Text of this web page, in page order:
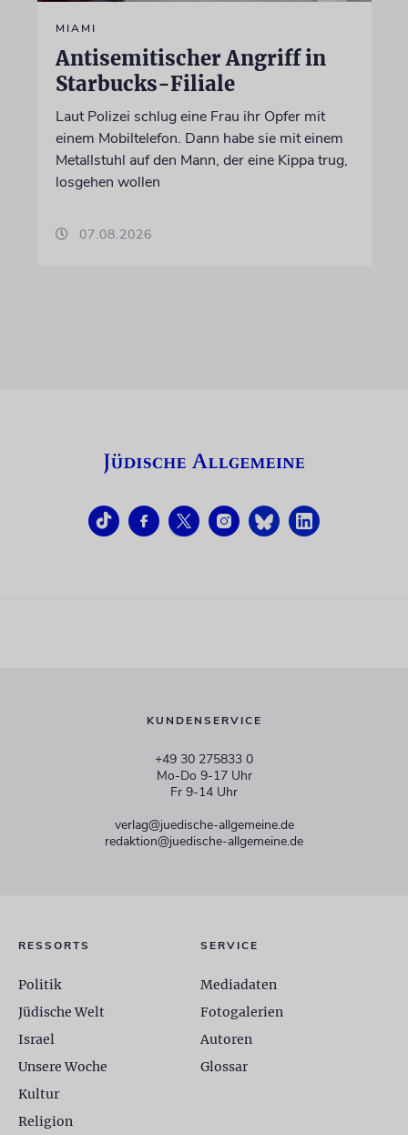
MIAMI
Antisemitischer Angriff in
Starbucks-Filiale
Laut Polizei schlug eine Frau ihr Opfer mit
einem Mobiltelefon. Dann habe sie mit einem
Metallstuhl auf den Mann, der eine Kippa trug,
losgehen wollen
07.08.2026
KUNDENSERVICE
+49 30 275833 0
Mo-Do 9-17 Uhr
Fr 9-14 Uhr
verlag@juedische-allgemeine.de
redaktion@juedische-allgemeine.de
RESSORTS
Politik
Jüdische Welt
Israel
Unsere Woche
Kultur
Religion
SERVICE
Mediadaten
Fotogalerien
Autoren
Glossar